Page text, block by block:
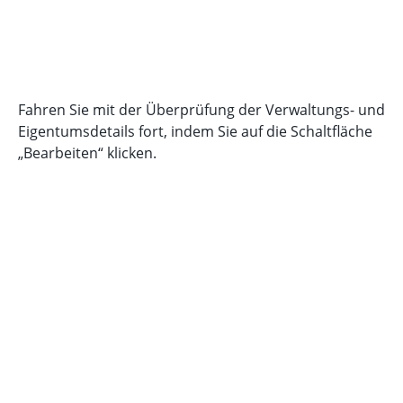
Fahren Sie mit der Überprüfung der Verwaltungs- und
Eigentumsdetails fort, indem Sie auf die Schaltfläche
„Bearbeiten“ klicken.